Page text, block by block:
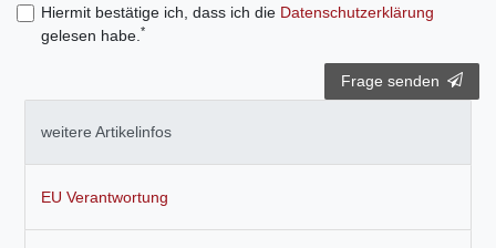
Hiermit bestätige ich, dass ich die Daten­schutz­erklärung
gelesen habe. *
Frage senden
weitere Artikelinfos
EU Verantwortung